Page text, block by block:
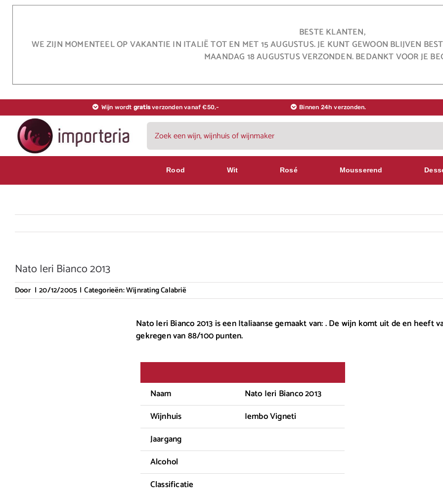
BESTE KLANTEN,
WE ZIJN MOMENTEEL OP VAKANTIE IN ITALIË TOT EN MET 15 AUGUSTUS. JE KUNT GEWOON BLIJVEN
MAANDAG 18 AUGUSTUS VERZONDEN. BEDANKT VOOR JE
Wijn wordt gratisverzonden vanaf €50,- Binnen 24h verzonden.
Zoeken
naar:
Rood Wit Rosé Mousserend
Nato Ieri Bianco 2013
Door | 20/12/2005 | Categorieën:Wijnrating Calabrië
Nato Ieri Bianco 2013 is een Italiaanse gemaakt van: . De wijn komt uit de en heeft
gekregen van 88/100 punten.
Naam
Nato Ieri Bianco 2013
Wijnhuis
Iembo Vigneti
Jaargang
Alcohol
Classificatie